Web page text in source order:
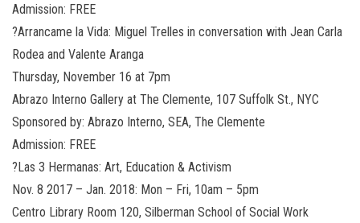
Admission: FREE
?Arrancame la Vida: Miguel Trelles in conversation with Jean Carla
Rodea and Valente Aranga
Thursday, November 16 at 7pm
Abrazo Interno Gallery at The Clemente, 107 Suffolk St., NYC
Sponsored by: Abrazo Interno, SEA, The Clemente
Admission: FREE
?Las 3 Hermanas: Art, Education & Activism
Nov. 8 2017 – Jan. 2018: Mon – Fri, 10am – 5pm
Centro Library Room 120, Silberman School of Social Work